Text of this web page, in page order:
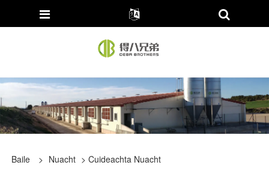
Baile > Nuacht > Cuideachta Nuacht